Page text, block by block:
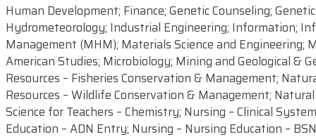
Human Development; Finance; Genetic Counseling;
Hydrometeorology; Industrial Engineering; Information;
Management (MHM); Materials Science and Engineering;
American Studies; Microbiology; Mining and Geological &
Resources – Fisheries Conservation & Management;
Resources – Wildlife Conservation & Management;
Science for Teachers – Chemistry; Nursing – Clinical
Education – ADN Entry; Nursing – Nursing Education –